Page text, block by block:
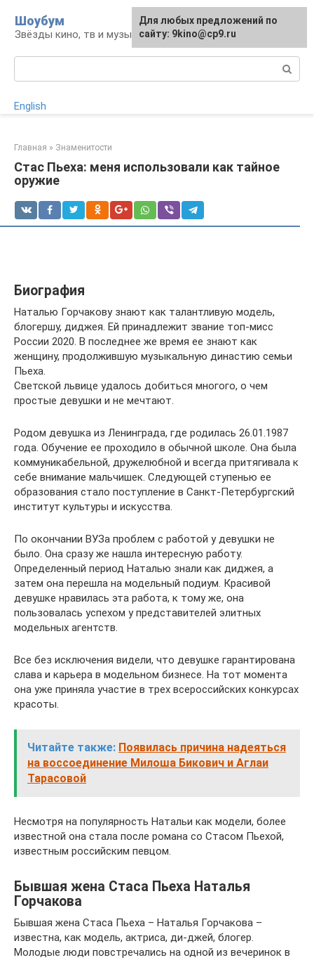
контенту
Шоубум
Звёзды кино, тв и музыки
English
Главная » Знаменитости
Стас Пьеха: меня использовали как тайное
оружие
Биография
Наталью Горчакову знают как талантливую модель,
блогершу, диджея. Ей принадлежит звание топ-мисс
России 2020. В последнее же время ее знают как
женщину, продолжившую музыкальную династию семьи
Пьеха.
Светской львице удалось добиться многого, о чем
простые девушки и не мечтают.
Родом девушка из Ленинграда, где родилась 26.01.1987
года. Обучение ее проходило в обычной школе. Она была
коммуникабельной, дружелюбной и всегда притягивала к
себе внимание мальчишек. Следующей ступенью ее
образования стало поступление в Санкт-Петербургский
институт культуры и искусства.
По окончании ВУЗа проблем с работой у девушки не
было. Она сразу же нашла интересную работу.
Определенный период Наталью знали как диджея, а
затем она перешла на модельный подиум. Красивой
девушке нравилась эта работа, к тому же, она
пользовалась успехом у представителей элитных
модельных агентств.
Все без исключения видели, что девушке гарантирована
слава и карьера в модельном бизнесе. На тот момента
она уже приняла участие в трех всероссийских конкурсах
красоты.
Читайте также: Появилась причина надеяться
на воссоединение Милоша Бикович и Аглаи
Тарасовой
Несмотря на популярность Натальи как модели, более
известной она стала после романа со Стасом Пьехой,
известным российским певцом.
Бывшая жена Стаса Пьеха Наталья
Горчакова
Бывшая жена Стаса Пьеха – Наталья Горчакова –
известна, как модель, актриса, ди-джей, блогер.
Молодые люди повстречались на одной из вечеринок в
Для любых предложений по
сайту: 9kino@cp9.ru